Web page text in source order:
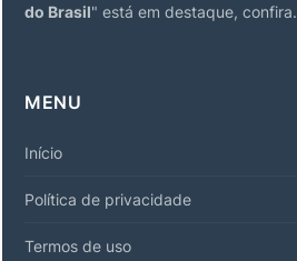
do Brasil" está em destaque, confira.
MENU
Início
Política de privacidade
Termos de uso